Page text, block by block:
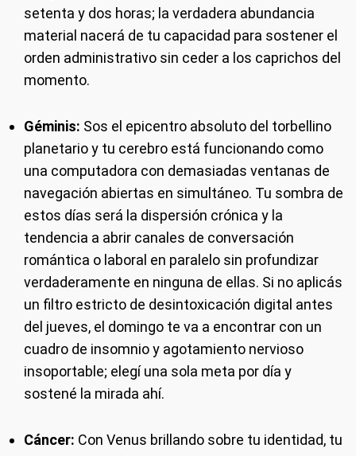
setenta y dos horas; la verdadera abundancia
material nacerá de tu capacidad para sostener el
orden administrativo sin ceder a los caprichos del
momento.
Géminis: Sos el epicentro absoluto del torbellino
planetario y tu cerebro está funcionando como
una computadora con demasiadas ventanas de
navegación abiertas en simultáneo. Tu sombra de
estos días será la dispersión crónica y la
tendencia a abrir canales de conversación
romántica o laboral en paralelo sin profundizar
verdaderamente en ninguna de ellas. Si no aplicás
un filtro estricto de desintoxicación digital antes
del jueves, el domingo te va a encontrar con un
cuadro de insomnio y agotamiento nervioso
insoportable; elegí una sola meta por día y
sostené la mirada ahí.
Cáncer: Con Venus brillando sobre tu identidad, tu